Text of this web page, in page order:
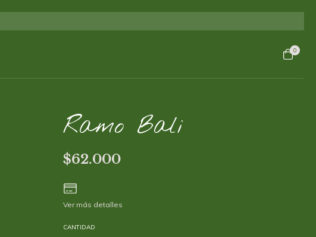
0
Ramo Bali
$62.000
Ver más detalles
CANTIDAD